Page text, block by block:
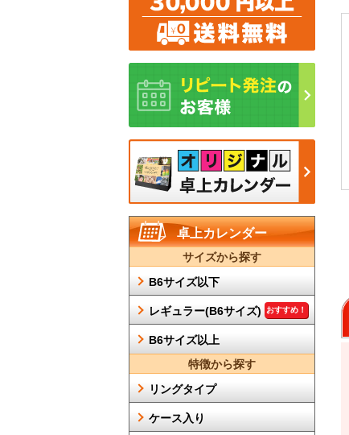
卓上カレンダー
サイズから探す
B6サイズ以下
レギュラー(B6サイズ) おすすめ！
B6サイズ以上
特徴から探す
リングタイプ
ケース入り